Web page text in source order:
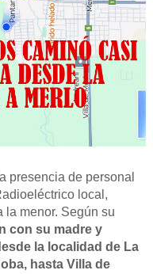
presencia de personal
local,
la menor. Según su
con su madre y
la localidad de La
hasta Villa de